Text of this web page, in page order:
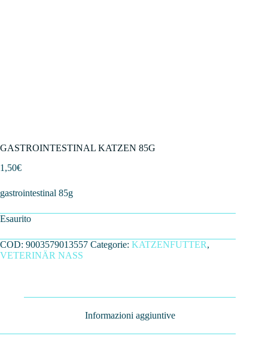
GASTROINTESTINAL KATZEN 85G
1,50€
gastrointestinal 85g
Esaurito
COD: 9003579013557 Categorie: KATZENFUTTER,
VETERINÄR NASS
Informazioni aggiuntive